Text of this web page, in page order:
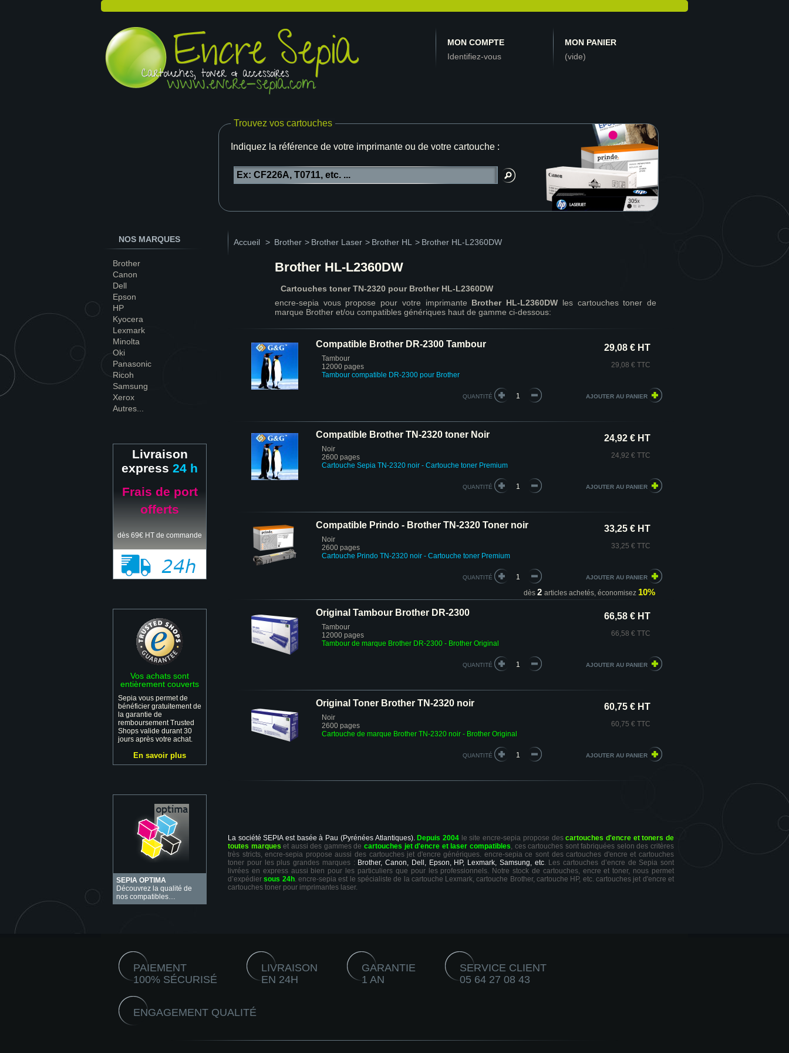
MON COMPTE
Identifiez-vous
MON PANIER
(vide)
Trouvez vos cartouches
Indiquez la référence de votre imprimante ou de votre cartouche :
NOS MARQUES
Brother
Canon
Dell
Epson
HP
Kyocera
Lexmark
Minolta
Oki
Panasonic
Ricoh
Samsung
Xerox
Autres...
Livraison
express 24 h
Frais de port
offerts
dès 69€ HT de commande
Vos achats sont
entièrement couverts
Sepia vous permet de
bénéficier gratuitement de
la garantie de
remboursement Trusted
Shops valide durant 30
jours après votre achat.
En savoir plus
SEPIA OPTIMA
Découvrez la qualité de
nos compatibles…
Accueil > Brother > Brother Laser > Brother HL > Brother HL-L2360DW
Brother HL-L2360DW
Cartouches toner TN-2320 pour Brother HL-L2360DW
encre-sepia vous propose pour votre imprimante Brother HL-L2360DW les cartouches toner de
marque Brother et/ou compatibles génériques haut de gamme ci-dessous:
Compatible Brother DR-2300 Tambour
Tambour
12000 pages
Tambour compatible DR-2300 pour Brother
29,08 € HT
29,08 € TTC
QUANTITÉ
Compatible Brother TN-2320 toner Noir
Noir
2600 pages
Cartouche Sepia TN-2320 noir - Cartouche toner Premium
24,92 € HT
24,92 € TTC
QUANTITÉ
Compatible Prindo - Brother TN-2320 Toner noir
Noir
2600 pages
Cartouche Prindo TN-2320 noir - Cartouche toner Premium
33,25 € HT
33,25 € TTC
QUANTITÉ
dès 2 articles achetés, économisez 10%
Original Tambour Brother DR-2300
Tambour
12000 pages
Tambour de marque Brother DR-2300 - Brother Original
66,58 € HT
66,58 € TTC
QUANTITÉ
Original Toner Brother TN-2320 noir
Noir
2600 pages
Cartouche de marque Brother TN-2320 noir - Brother Original
60,75 € HT
60,75 € TTC
QUANTITÉ
La société SEPIA est basée à Pau (Pyrénées Atlantiques). Depuis 2004 le site encre-sepia propose descartouches d'encre et toners de
toutes marques et aussi des gammes decartouches jet d'encre et laser compatibles, ces cartouches sont fabriquées selon des critères
très stricts, encre-sepia propose aussi des cartouches jet d'encre génériques. encre-sepia ce sont des cartouches d'encre et cartouches
toner pour les plus grandes marques : Brother, Canon, Dell, Epson, HP, Lexmark, Samsung, etc. Les cartouches d’encre de Sepia sont
livrées en express aussi bien pour les particuliers que pour les professionnels. Notre stock de cartouches, encre et toner, nous permet
d’expédiersous 24h. encre-sepia est le spécialiste de la cartouche Lexmark, cartouche Brother, cartouche HP, etc. cartouches jet d'encre et
cartouches toner pour imprimantes laser.
PAIEMENT
100% SÉCURISÉ
LIVRAISON
EN 24H
GARANTIE
1 AN
SERVICE CLIENT
05 64 27 08 43
ENGAGEMENT QUALITÉ